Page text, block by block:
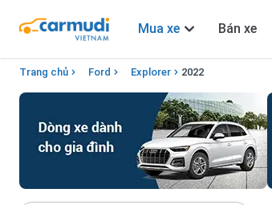
Mua xe Bán xe
Trang chủ Ford Explorer 2022